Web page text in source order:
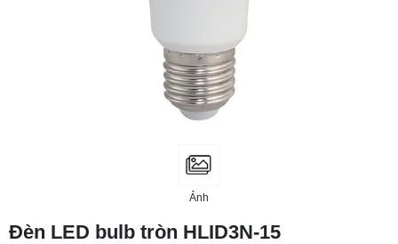
Ảnh
Đèn LED bulb tròn HLID3N-15